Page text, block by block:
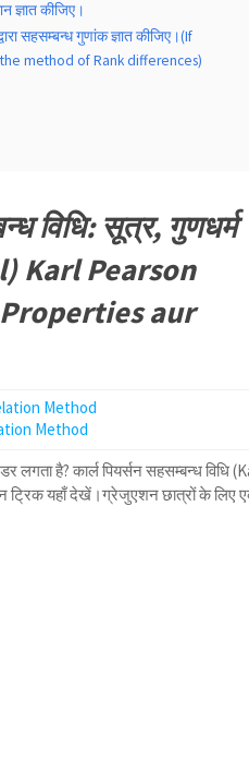
ज्ञात कीजिए।
सहसम्बन्ध गुणांक ज्ञात कीजिए।(If
method of Rank differences)
विधि: सूत्र, गुणधर्म
Karl Pearson
aur
Method
है? कार्ल पियर्सन सहसम्बन्ध विधि
यहाँ देखें।ग्रेजुएशन छात्रों के लिए